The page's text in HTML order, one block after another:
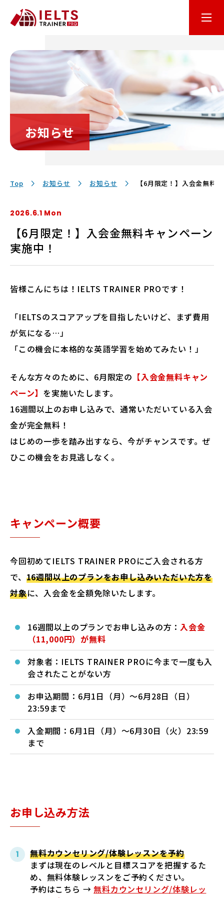
はじめての方へ
オンライン学習
コース・料金
講師・テキスト
ブログ
運営会社
ログイン
お知らせ
Top お知らせ お知らせ 【6月限定！】入会金無料
2026.6.1 Mon
【6月限定！】入会金無料キャンペーン
実施中！
皆様こんにちは！IELTS TRAINER PROです！
「IELTSのスコアアップを目指したいけど、まず費用
が気になる…」
「この機会に本格的な英語学習を始めてみたい！」
そんな方々のために、6月限定の 【入会金無料キャン
ペーン】 を実施いたします。
16週間以上のお申し込みで、通常いただいている入会
金が完全無料！
はじめの一歩を踏み出すなら、今がチャンスです。ぜ
ひこの機会をお見逃しなく。
キャンペーン概要
今回初めてIELTS TRAINER PROにご入会される方
で、 16週間以上のプランをお申し込みいただいた方を
対象に、入会金を全額免除いたします。
16週間以上のプランでお申し込みの方：入会金
（11,000円）が無料
対象者：IELTS TRAINER PROに今まで一度も入
会されたことがない方
お申込期間：6月1日（月）～6月28日（日）
23:59まで
入金期間：6月1日（月）～6月30日（火）23:59
まで
お申し込み方法
無料カウンセリング/体験レッスンを予約
まずは現在のレベルと目標スコアを把握するた
め、無料体験レッスンをご予約ください。
予約はこちら →無料カウンセリング/体験レッ